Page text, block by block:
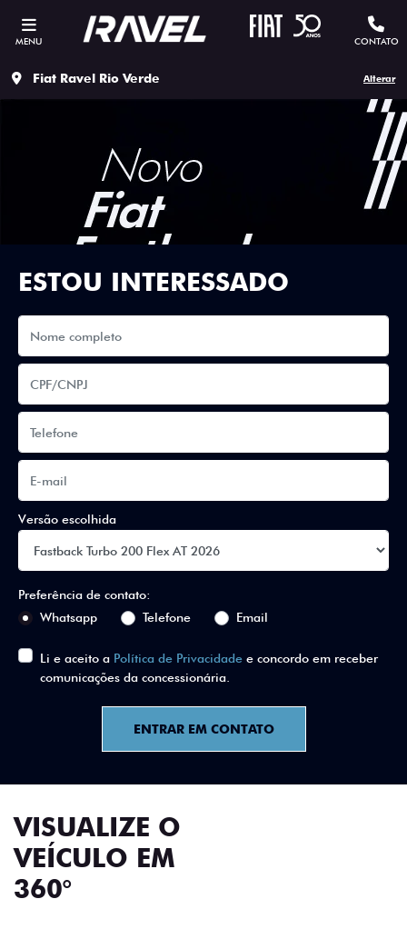
MENU CONTATO
Fiat Ravel Rio Verde Alterar
ESTOU INTERESSADO
Versão escolhida
Preferência de contato:
Whatsapp
Telefone Email
Li e aceito a Política de Privacidade e concordo em receber
comunicações da concessionária.
ENTRAR EM CONTATO
VISUALIZE O
VEÍCULO EM
360°